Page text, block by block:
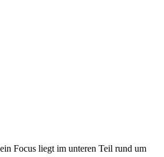
Focus liegt im unteren Teil rund um